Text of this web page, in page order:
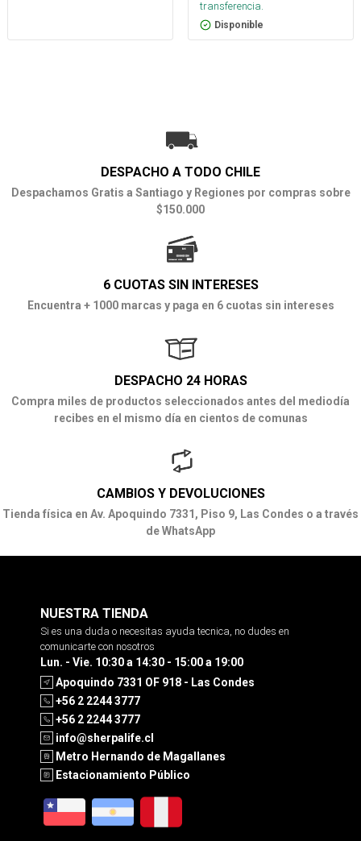
transferencia.
Disponible
DESPACHO A TODO CHILE
Despachamos Gratis a Santiago y Regiones por compras sobre
$150.000
6 CUOTAS SIN INTERESES
Encuentra + 1000 marcas y paga en 6 cuotas sin intereses
DESPACHO 24 HORAS
Compra miles de productos seleccionados antes del mediodía
recibes en el mismo día en cientos de comunas
CAMBIOS Y DEVOLUCIONES
Tienda física en Av. Apoquindo 7331, Piso 9, Las Condes o a través
de WhatsApp
NUESTRA TIENDA
Si es una duda o necesitas ayuda tecnica, no dudes en
comunicarte con nosotros
Lun. - Vie. 10:30 a 14:30 - 15:00 a 19:00
Apoquindo 7331 OF 918 - Las Condes
+56 2 2244 3777
+56 2 2244 3777
info@sherpalife.cl
Metro Hernando de Magallanes
Estacionamiento Público